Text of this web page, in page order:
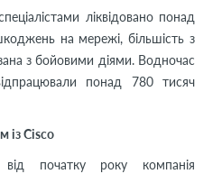
ліквідовано понад
на мережі, більшість з
з бойовими діями. Водночас
понад 780 тисяч
із Cisco
початку року компанія